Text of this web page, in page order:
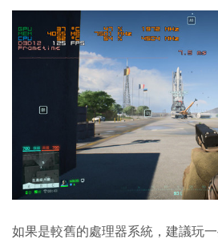
如果是較舊的處理器系統，建議玩